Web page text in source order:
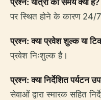
प्रश्न: यात्रा का समय क्या है?
पर स्थित होने के कारण 24/
प्रश्न: क्या प्रवेश शुल्क या
प्रवेश निःशुल्क है।
प्रश्न: क्या निर्देशित पर्यटन
सेवाओं द्वारा स्मारक सहित